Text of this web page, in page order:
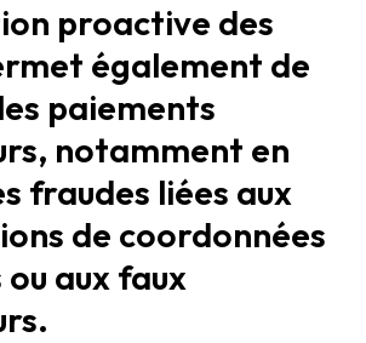
proactive des
également de
paiements
notamment en
fraudes liées aux
de coordonnées
aux faux